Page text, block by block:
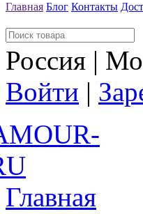
Главная Блог Контакты
Россия |
Войти |
Главная